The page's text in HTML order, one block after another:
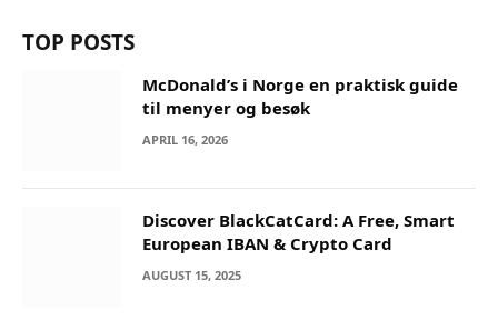
TOP POSTS
McDonald’s i Norge en praktisk guide
til menyer og besøk
APRIL 16, 2026
Discover BlackCatCard: A Free, Smart
European IBAN & Crypto Card
AUGUST 15, 2025